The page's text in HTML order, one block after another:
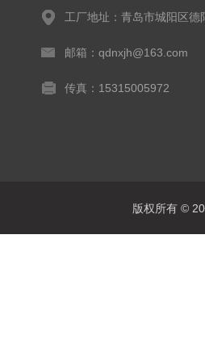
工厂地址：青岛市城阳区德
邮箱：qdnxjh@163.com
传真：15315005972
版权所有 ©